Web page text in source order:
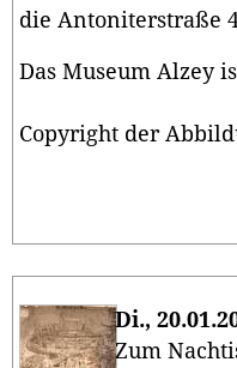
die Antoniterstraße
Das Museum Alzey
Copyright der
Di.,
Zum